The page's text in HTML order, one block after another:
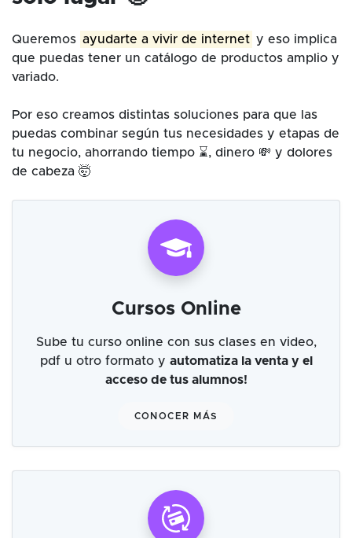
Queremos ayudarte a vivir de internet y eso implica
que puedas tener un catálogo de productos amplio y
variado.
Por eso creamos distintas soluciones para que las
puedas combinar según tus necesidades y etapas de
tu negocio, ahorrando tiempo ⌛, dinero 💸 y dolores
de cabeza 🤯
Cursos Online
Sube tu curso online con sus clases en video,
pdf u otro formato y automatiza la venta y el
acceso de tus alumnos!
CONOCER MÁS